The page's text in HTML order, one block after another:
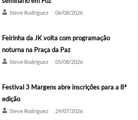
Steve Rodríguez 06/08/2026
Feirinha da JK volta com programação
noturna na Praça da Paz
Steve Rodríguez 05/08/2026
Festival 3 Margens abre inscrições para a 8ª
edição
Steve Rodríguez 29/07/2026